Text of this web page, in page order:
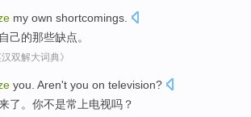
my own shortcomings
自己的那些缺点。
汉双解大词典》
you Aren't you on television?
了。你不是常 上电视吗？